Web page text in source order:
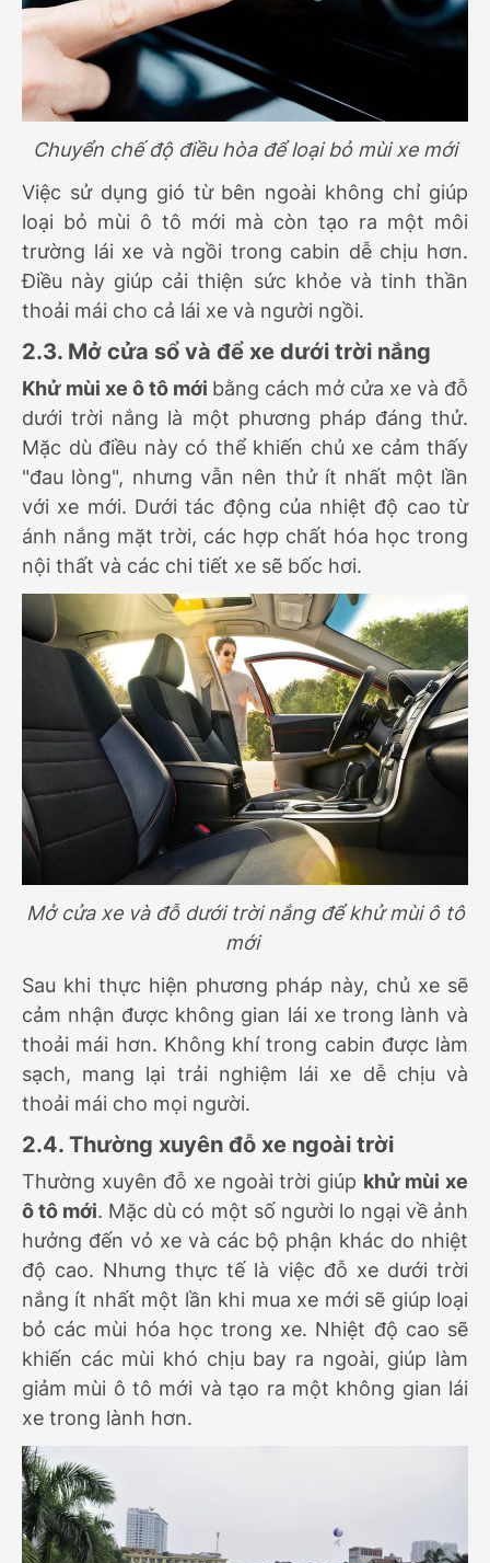
Chuyển chế độ điều hòa để loại bỏ mùi xe mới
Việc sử dụng gió từ bên ngoài không chỉ giúp
loại bỏ mùi ô tô mới mà còn tạo ra một môi
trường lái xe và ngồi trong cabin dễ chịu hơn.
Điều này giúp cải thiện sức khỏe và tinh thần
thoải mái cho cả lái xe và người ngồi.
2.3. Mở cửa sổ và để xe dưới trời nắng
Khử mùi xe ô tô mới bằng cách mở cửa xe và đỗ
dưới trời nắng là một phương pháp đáng thử.
Mặc dù điều này có thể khiến chủ xe cảm thấy
"đau lòng", nhưng vẫn nên thử ít nhất một lần
với xe mới. Dưới tác động của nhiệt độ cao từ
ánh nắng mặt trời, các hợp chất hóa học trong
nội thất và các chi tiết xe sẽ bốc hơi.
Mở cửa xe và đỗ dưới trời nắng để khử mùi ô tô
mới
Sau khi thực hiện phương pháp này, chủ xe sẽ
cảm nhận được không gian lái xe trong lành và
thoải mái hơn. Không khí trong cabin được làm
sạch, mang lại trải nghiệm lái xe dễ chịu và
thoải mái cho mọi người.
2.4. Thường xuyên đỗ xe ngoài trời
Thường xuyên đỗ xe ngoài trời giúp khử mùi xe
ô tô mới. Mặc dù có một số người lo ngại về ảnh
hưởng đến vỏ xe và các bộ phận khác do nhiệt
độ cao. Nhưng thực tế là việc đỗ xe dưới trời
nắng ít nhất một lần khi mua xe mới sẽ giúp loại
bỏ các mùi hóa học trong xe. Nhiệt độ cao sẽ
khiến các mùi khó chịu bay ra ngoài, giúp làm
giảm mùi ô tô mới và tạo ra một không gian lái
xe trong lành hơn.